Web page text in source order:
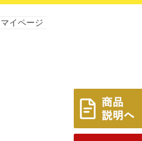
マイページ